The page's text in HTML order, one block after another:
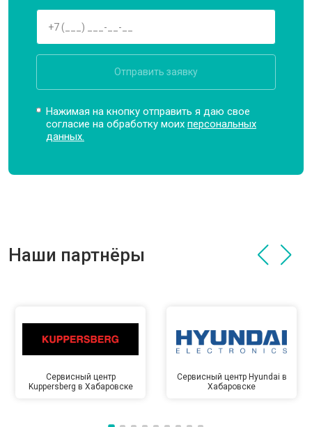
Отправить заявку
Нажимая на кнопку отправить я даю свое
согласие на обработку моихперсональных
данных.
Наши партнёры
Сервисный центр
Kuppersberg в Хабаровске
Сервисный центр Hyundai в
Хабаровске